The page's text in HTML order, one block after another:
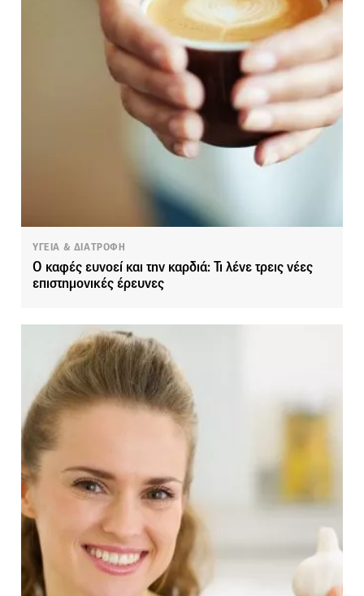
ΥΓΕΙΑ & ΔΙΑΤΡΟΦΗ
Ο καφές ευνοεί και την καρδιά: Τι λένε τρεις νέες
επιστημονικές έρευνες